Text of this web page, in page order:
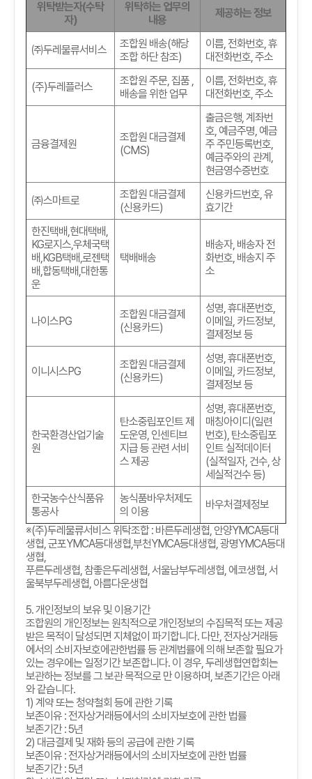
위탁받는자(수탁
자)
위탁하는 업무의
내용
제공하는 정보
㈜두레물류서비스 조합원 배송(해당
조합 하단 참조)
이름, 전화번호,휴
대전화번호,주소
(주)두레플러스 조합원 주문, 집품 ,
배송을 위한 업무
이름, 전화번호,휴
대전화번호,주소
금융결제원
조합원 대금결제
(CMS)
출금은행,계좌번
호, 예금주명, 예금
주 주민등록번호,
예금주와의 관계 ,
현금영수증번호
㈜스마트로
조합원 대금결제
(신용카드)
신용카드번호,유
효기간
한진택배,현대택배,
KG로지스,우체국택
배,KGB택배,로젠택
배,합동택배,대한통
운
택배배송
배송자, 배송자 전
화번호, 배송지 주
소
나이스PG
조합원 대금결제
(신용카드)
성명,휴대폰번호,
이메일, 카드정보,
결제정보 등
이니시스PG
조합원 대금결제
(신용카드)
성명,휴대폰번호,
이메일, 카드정보,
결제정보 등
한국환경산업기술
원
탄소중립포인트 제
도운영, 인센티브
지급 등 관련 서비
스 제공
성명,휴대폰번호,
매칭아이디(일련
번호), 탄소중립포
인트 실적데이터
(실적일자, 건수, 상
세실적건수 등)
한국농수산식품유
통공사
농식품바우처제도
의 이용
바우처결제정보
※(주)두레물류서비스 위탁조합: 바른두레생협, 안양YMCA등대
생협,군포YMCA등대생협,부천YMCA등대생협,광명YMCA등대
생협,
푸른두레생협,참좋은두레생협,서울남부두레생협, 에코생협,서
울북부두레생협, 아름다운생협
5.개인정보의 보유 및 이용기간
조합원의 개인정보는 원칙적으로 개인정보의 수집목적 또는 제공
받은 목적이 달성되면 지체없이 파기합니다. 다만, 전자상거래등
에서의 소비자보호에관한법률 등 관계법률에 의해 보존할 필요가
있는 경우에는 일정기간 보존합니다. 이 경우,두레생협연합회는
보관하는 정보를 그 보관 목적으로 만 이용하며,보존기간은 아래
와 같습니다.
1) 계약 또는 청약철회 등에 관한 기록
보존이유 : 전자상거래등에서의 소비자보호에 관한 법률
보존기간 : 5년
2) 대금결제 및 재화 등의 공급에 관한 기록
보존이유 : 전자상거래등에서의 소비자보호에 관한 법률
보존기간 : 5년